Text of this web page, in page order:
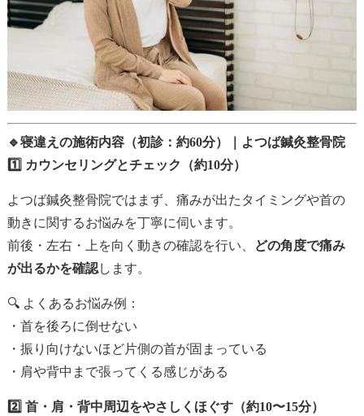
🔹寝違えの施術内容（初診：約60分）｜よつば鍼灸整骨院
1️⃣ カウンセリングとチェック（約10分）
よつば鍼灸整骨院ではまず、痛みが出たタイミングや首の
動きに関するお悩みを丁寧に伺います。
前後・左右・上を向く動きの確認を行い、
どの角度で痛み
が出るかを確認します。
🔍 よくあるお悩み例：
・首を後ろに倒せない
・振り向けないほど片側の首が固まっている
・肩や背中まで張ってくる感じがある
2️⃣ 首・肩・背中周辺をやさしくほぐす（約10〜15分）